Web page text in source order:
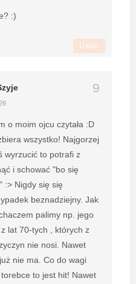
:)
Usuń
o moim ojcu czytała :D
wszystko! Najgorzej
wyrzucić to potrafi z
i schować "bo się
:> Nigdy się się
beznadziejny. Jak
palimy np. jego
lat 70-tych , których z
nie nosi. Nawet
nie ma. Co do wagi
to jest hit! Nawet